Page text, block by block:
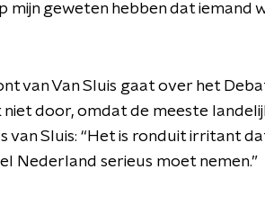
mijn geweten hebben dat iemand
van Van Sluis gaat over het
niet door, omdat de meeste
van Sluis: “Het is ronduit irritant
Nederland serieus moet nemen.”